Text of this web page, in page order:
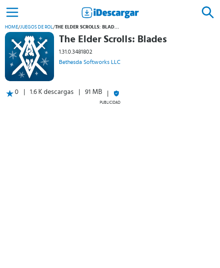
HOME/JUEGOS DE ROL/ THE ELDER SCROLLS: BLADES
The Elder Scrolls: Blades
1.31.0.3481802
Bethesda Softworks LLC
0 1.6 K descargas 91 MB
PUBLICIDAD